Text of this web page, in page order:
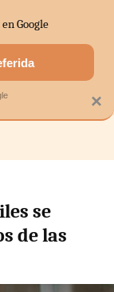
MERCADOS
se
de las
×
Google